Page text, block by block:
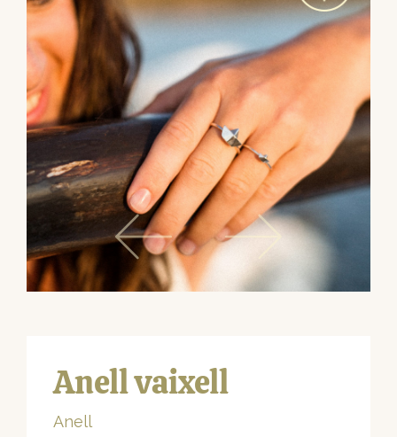
Anell vaixell
Anell